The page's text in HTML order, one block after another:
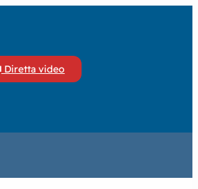
Diretta video